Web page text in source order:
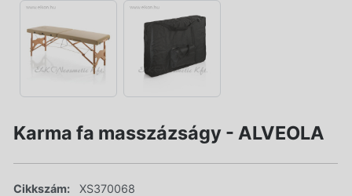
Karma fa masszázságy - ALVEOLA
Cikkszám:
XS370068